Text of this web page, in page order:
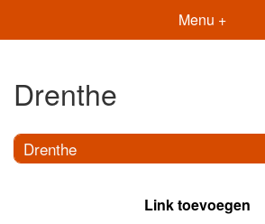
Menu +
Drenthe
Drenthe
Link toevoegen